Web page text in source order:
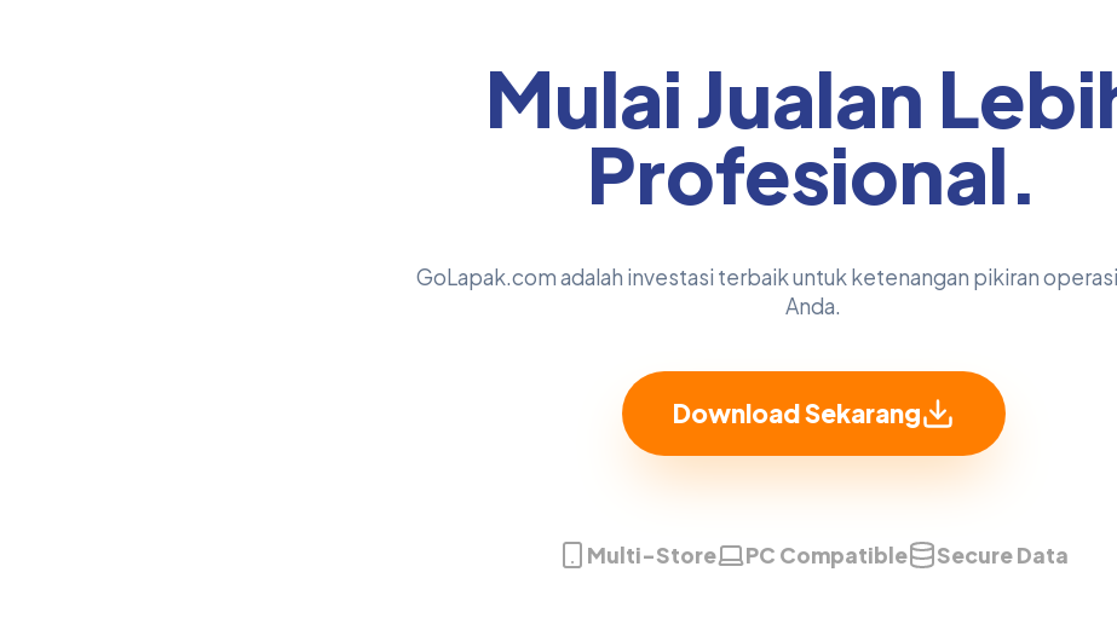
Mulai Jualan
Profesional.
GoLapak.com adalah investasi terbaik untuk ketenangan pikiran
Anda.
Download Sekarang
Multi-Store PC Compatible Secure Data